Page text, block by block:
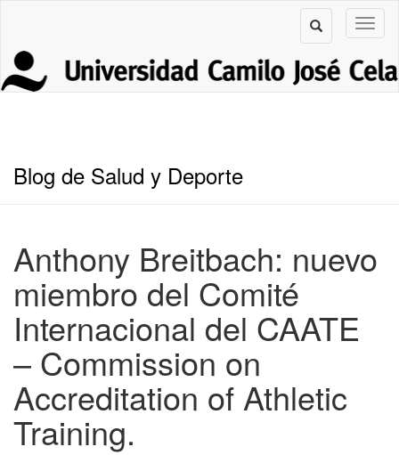
Blog de Salud y Deporte
Anthony Breitbach: nuevo
miembro del Comité
Internacional del CAATE
– Commission on
Accreditation of Athletic
Training.